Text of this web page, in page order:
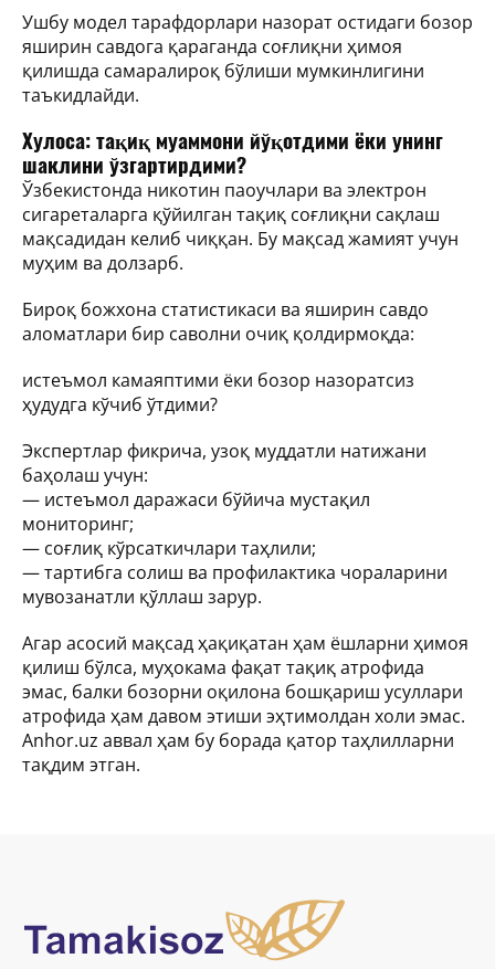
Ушбу модел тарафдорлари назорат остидаги бозор
яширин савдога қараганда соғлиқни ҳимоя
қилишда самаралироқ бўлиши мумкинлигини
таъкидлайди.
Хулоса: тақиқ муаммони йўқотдими ёки унинг
шаклини ўзгартирдими?
Ўзбекистонда никотин паоучлари ва электрон
сигареталарга қўйилган тақиқ соғлиқни сақлаш
мақсадидан келиб чиққан. Бу мақсад жамият учун
муҳим ва долзарб.
Бироқ божхона статистикаси ва яширин савдо
аломатлари бир саволни очиқ қолдирмоқда:
истеъмол камаяптими ёки бозор назоратсиз
ҳудудга кўчиб ўтдими?
Экспертлар фикрича, узоқ муддатли натижани
баҳолаш учун:
— истеъмол даражаси бўйича мустақил
мониторинг;
— соғлиқ кўрсаткичлари таҳлили;
— тартибга солиш ва профилактика чораларини
мувозанатли қўллаш зарур.
Агар асосий мақсад ҳақиқатан ҳам ёшларни ҳимоя
қилиш бўлса, муҳокама фақат тақиқ атрофида
эмас, балки бозорни оқилона бошқариш усуллари
атрофида ҳам давом этиши эҳтимолдан холи эмас.
Anhor.uz аввал ҳам бу борада қатор таҳлилларни
тақдим этган.